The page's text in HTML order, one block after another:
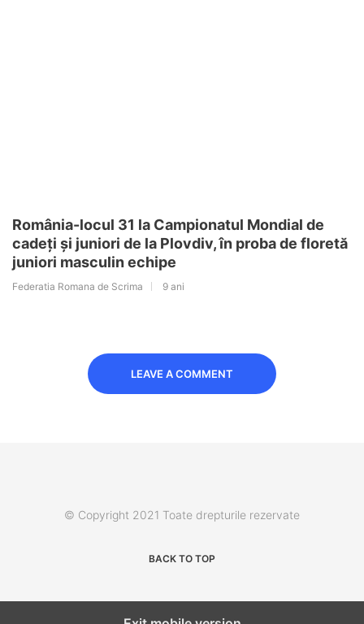
România-locul 31 la Campionatul Mondial de
cadeți și juniori de la Plovdiv, în proba de floretă
juniori masculin echipe
Federatia Romana de Scrima 9 ani
LEAVE A COMMENT
© Copyright 2021 Toate drepturile rezervate
BACK TO TOP